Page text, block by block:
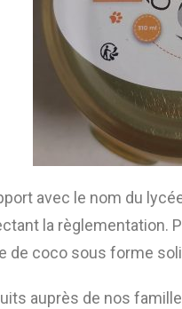
avec le nom du
la règlementation.
de coco sous forme
auprès de nos